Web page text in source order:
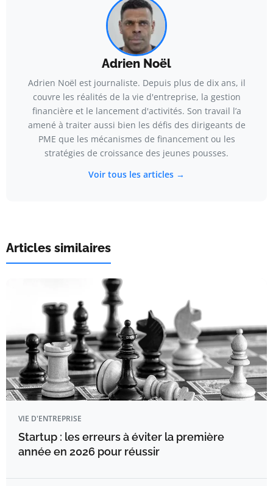
Adrien Noël
Adrien Noël est journaliste. Depuis plus de dix ans, il
couvre les réalités de la vie d'entreprise, la gestion
financière et le lancement d'activités. Son travail l’a
amené à traiter aussi bien les défis des dirigeants de
PME que les mécanismes de financement ou les
stratégies de croissance des jeunes pousses.
Voir tous les articles →
Articles similaires
VIE D'ENTREPRISE
Startup : les erreurs à éviter la première
année en 2026 pour réussir